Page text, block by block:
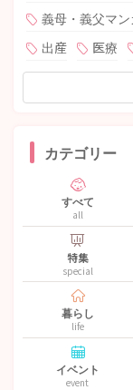
義母・義父マン
出産
医療
カテゴリー
すべて
all
特集
special
暮らし
life
イベント
event